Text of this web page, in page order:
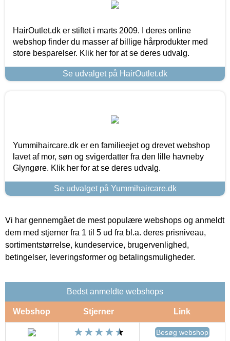
HairOutlet.dk er stiftet i marts 2009. I deres online
webshop finder du masser af billige hårprodukter med
store besparelser. Klik her for at se deres udvalg.
Se udvalget på HairOutlet.dk
Yummihaircare.dk er en familieejet og drevet webshop
lavet af mor, søn og svigerdatter fra den lille havneby
Glyngøre. Klik her for at se deres udvalg.
Se udvalget på Yummihaircare.dk
Vi har gennemgået de mest populære webshops og anmeldt
dem med stjerner fra 1 til 5 ud fra bl.a. deres prisniveau,
sortimentstørrelse, kundeservice, brugervenlighed,
betingelser, leveringsformer og betalingsmuligheder.
Bedst anmeldte webshops
Webshop Stjerner Link
Besøg webshop